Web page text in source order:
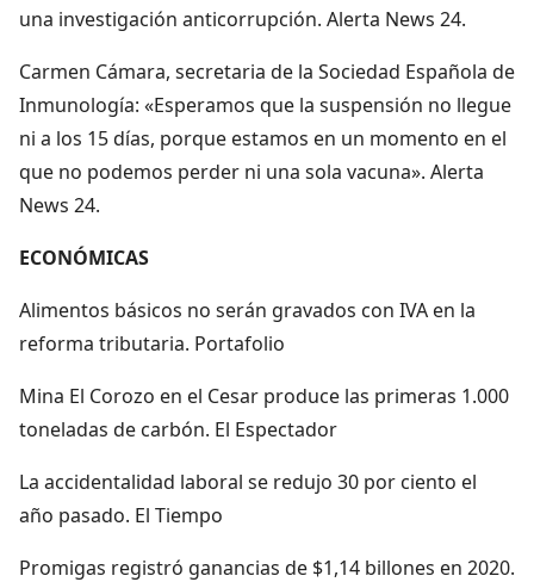
una investigación anticorrupción. Alerta News 24.
Carmen Cámara, secretaria de la Sociedad Española de
Inmunología: «Esperamos que la suspensión no llegue
ni a los 15 días, porque estamos en un momento en el
que no podemos perder ni una sola vacuna». Alerta
News 24.
ECONÓMICAS
Alimentos básicos no serán gravados con IVA en la
reforma tributaria. Portafolio
Mina El Corozo en el Cesar produce las primeras 1.000
toneladas de carbón. El Espectador
La accidentalidad laboral se redujo 30 por ciento el
año pasado. El Tiempo
Promigas registró ganancias de $1,14 billones en 2020.